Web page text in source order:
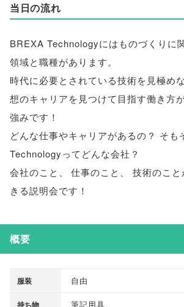
当日の流れ
BREXA Technologyにはものづくりに
領域と職種があります。
時代に必要とされている技術を見極め
想のキャリアを見つけて目指す働き方
強みです！
どんな仕事やキャリアがあるの？ そも
Technologyってどんな会社？
会社のこと
仕事のこと
技術のこ
きる説明会です！
概要
服装 自由
持ち物 筆記用具